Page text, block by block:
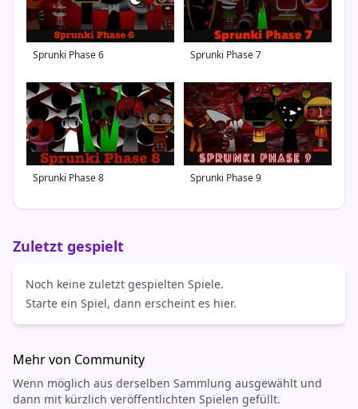
Sprunki Phase 6 Sprunki Phase 7
Sprunki Phase 8 Sprunki Phase 9
Zuletzt gespielt
Noch keine zuletzt gespielten Spiele.
Starte ein Spiel, dann erscheint es hier.
Mehr von Community
Wenn möglich aus derselben Sammlung ausgewählt und
dann mit kürzlich veröffentlichten Spielen gefüllt.